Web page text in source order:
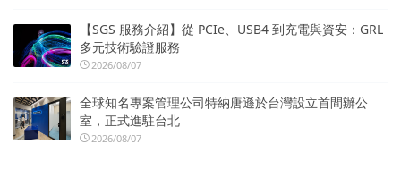
【SGS 服務介紹】從 PCIe、USB4 到充電與資安：GRL
多元技術驗證服務
2026/08/07
全球知名專案管理公司特納唐遜於台灣設立首間辦公
室，正式進駐台北
2026/08/07